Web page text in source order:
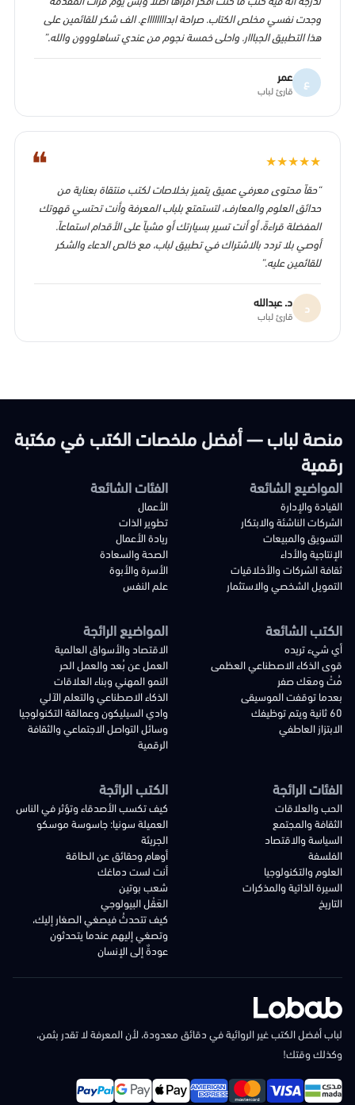
وجدت نفسي مخلص الكتاب. صراحة ابدااااااااع. الف شكر للقائمين على
هذا التطبيق الجبااار. واحلى خمسة نجوم من عندي تساهلووون والله.”
ع عمر
قارئ لباب
❝ ★
★
★
★
★
“حقاً محتوى معرفي عميق يتميز بخلاصات لكتب منتقاة بعناية من
حدائق العلوم والمعارف، لتستمتع بلباب المعرفة وأنت تحتسي قهوتك
المفضلة قراءةً، أو أنت تسير بسيارتك أو مشياً على الأقدام استماعاً.
أوصي بلا تردد بالاشتراك في تطبيق لباب، مع خالص الدعاء والشكر
للقائمين عليه.”
د د. عبدالله
قارئ لباب
منصة لباب — أفضل ملخصات الكتب في مكتبة
رقمية
المواضيع الشائعة
القيادة والإدارة
الشركات الناشئة والابتكار
التسويق والمبيعات
الإنتاجية والأداء
ثقافة الشركات والأخلاقيات
التمويل الشخصي والاستثمار
الفئات الشائعة
الأعمال
تطوير الذات
ريادة الأعمال
الصحة والسعادة
الأسرة والأبوة
علم النفس
الكتب الشائعة
أي شيء تريده
قوى الذكاء الاصطناعي العظمى
مُتْ ومعَك صفر
بعدما توقفت الموسيقى
60 ثانية ويتم توظيفك
الابتزاز العاطفي
المواضيع الرائجة
الاقتصاد والأسواق العالمية
العمل عن بُعد والعمل الحر
النمو المهني وبناء العلاقات
الذكاء الاصطناعي والتعلم الآلي
وادي السيليكون وعمالقة التكنولوجيا
وسائل التواصل الاجتماعي والثقافة
الرقمية
الفئات الرائجة
الحب والعلاقات
الثقافة والمجتمع
السياسة والاقتصاد
الفلسفة
العلوم والتكنولوجيا
السيرة الذاتية والمذكرات
التاريخ
الكتب الرائجة
كيف تكسب الأصدقاء وتؤثر في الناس
العميلة سونيا: جاسوسة موسكو
الجريئة
أوهام وحقائق عن الطاقة
أنت لست دماغك
شعب بوتين
العَقْل البيولوجي
كيف تتحدثُ فيصغي الصغار إليك،
وتصغي إليهم عندما يتحدثون
عودةٌ إلى الإنسان
لباب أفضل الكتب غير الروائية في دقائق معدودة، لأن المعرفة لا تقدر بثمن،
وكذلك وقتك!